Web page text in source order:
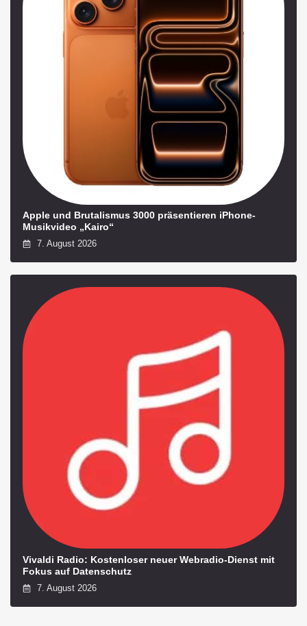
Apple und Brutalismus 3000 präsentieren iPhone-
Musikvideo „Kairo“
7. August 2026
Vivaldi Radio: Kostenloser neuer Webradio-Dienst mit
Fokus auf Datenschutz
7. August 2026